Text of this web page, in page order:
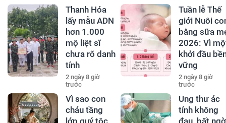
Thanh Hóa
lấy mẫu ADN
hơn 1.000
mộ liệt sĩ
chưa rõ danh
tính
2 ngày 8 giờ
trước
Tuần lễ Thế
giới Nuôi
bằng sữa
2026: Vì
khởi đầu
vững
2 ngày 8 giờ
trước
Vì sao con
cháu tầng
Ung thư ác
tính không